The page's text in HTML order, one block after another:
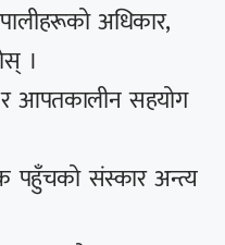
अधिकार,
।
र आपतकालीन सहयोग
पहुँचको संस्कार अन्त्य